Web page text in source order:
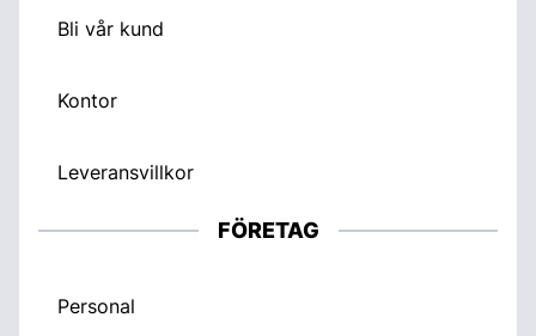
Bli vår kund
Kontor
Leveransvillkor
FÖRETAG
Personal